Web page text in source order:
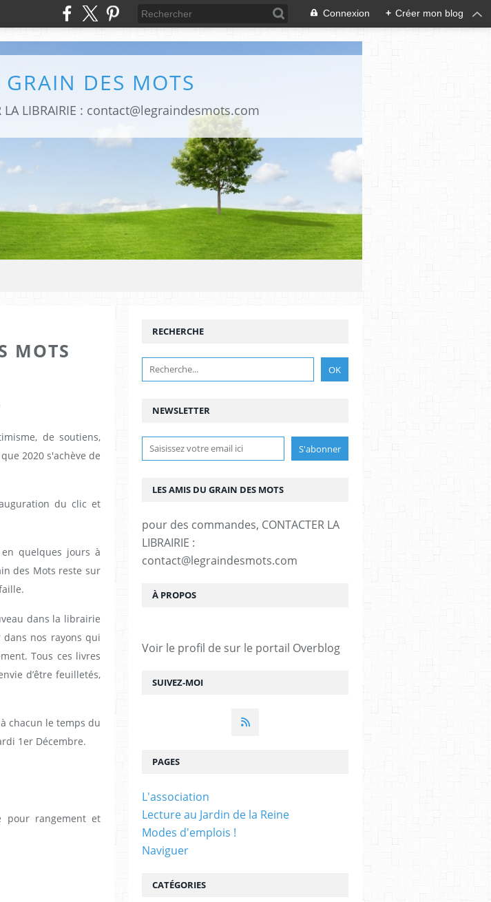
Connexion + Créer mon blog
DES MOTS
LIBRAIRIE : contact@legraindesmots.com
MOTS
de soutiens,
2020 s'achève de
du clic et
quelques jours à
des Mots reste sur
dans la librairie
nos rayons qui
Tous ces livres
d’être feuilletés,
chacun le temps du
1er Décembre.
pour rangement et
NEWSLETTER
SUIVEZ-MOI
RECHERCHE
LES AMIS DU GRAIN DES MOTS
pour des commandes, CONTACTER LA
LIBRAIRIE :
contact@legraindesmots.com
À PROPOS
Voir le profil de sur le portail Overblog
PAGES
L'association
Lecture au Jardin de la Reine
Modes d'emplois !
Naviguer
CATÉGORIES